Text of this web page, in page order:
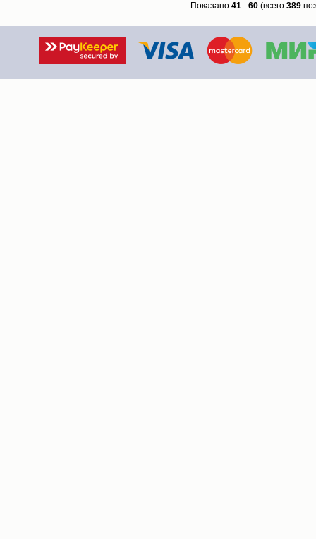
Показано 41 - 60 (всего 389